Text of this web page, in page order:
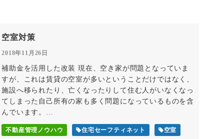
空室対策
2018年11月26日
補助金を活用した改装 現在、空き家が問題となっていま
すが、これは賃貸の空室が多いということだけではなく、
施設へ移られたり、亡くなったりして住む人がいなくなっ
てしまった自己所有の家も多く問題になっているものを含
んでいます。…
不動産管理ノウハウ 住宅セーフティネット 空室